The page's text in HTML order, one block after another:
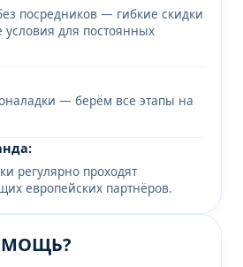
посредников — гибкие скидки
для постоянных
— берём все этапы на
регулярно проходят
европейских партнёров.